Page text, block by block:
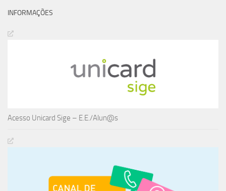
INFORMAÇÕES
Acesso Unicard Sige – E.E./Alun@s